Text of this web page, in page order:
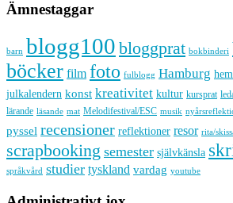
Ämnestaggar
barn blogg100 bloggprat bokbinderi
böcker film foto fulblogg Hamburg
julkalendern konst kreativitet kultur kursprat
lärande läsande mat Melodifestival/ESC musik
pyssel recensioner reflektioner resor rita/
scrapbooking semester självkänsla
språkvård studier tyskland vardag youtube